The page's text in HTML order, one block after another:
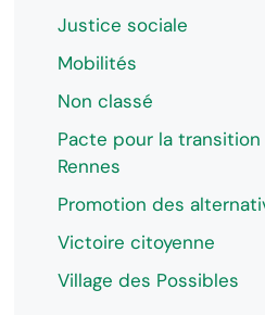
Justice sociale
Mobilités
Non classé
Pacte pour la transition
Rennes
Promotion des
Victoire citoyenne
Village des Possibles